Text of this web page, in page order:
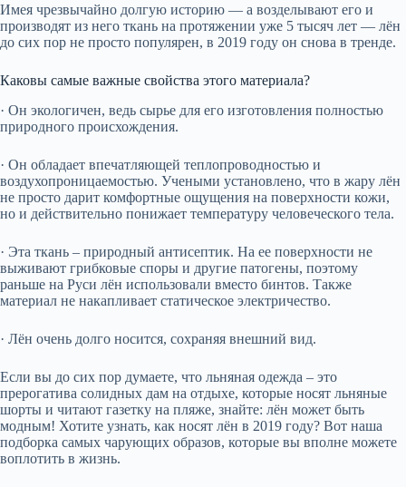
Имея чрезвычайно долгую историю — а возделывают его и
производят из него ткань на протяжении уже 5 тысяч лет — лён
до сих пор не просто популярен, в 2019 году он снова в тренде.
Каковы самые важные свойства этого материала?
· Он экологичен, ведь сырье для его изготовления полностью
природного происхождения.
· Он обладает впечатляющей теплопроводностью и
воздухопроницаемостью. Учеными установлено, что в жару лён
не просто дарит комфортные ощущения на поверхности кожи,
но и действительно понижает температуру человеческого тела.
· Эта ткань – природный антисептик. На ее поверхности не
выживают грибковые споры и другие патогены, поэтому
раньше на Руси лён использовали вместо бинтов. Также
материал не накапливает статическое электричество.
· Лён очень долго носится, сохраняя внешний вид.
Если вы до сих пор думаете, что льняная одежда – это
прерогатива солидных дам на отдыхе, которые носят льняные
шорты и читают газетку на пляже, знайте: лён может быть
модным! Хотите узнать, как носят лён в 2019 году? Вот наша
подборка самых чарующих образов, которые вы вполне можете
воплотить в жизнь.